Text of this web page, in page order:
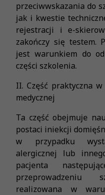
przeciwwskazania do
jak i kwestie
rejestracji i e-
zakończy się testem.
jest warunkiem do
części szkolenia.
II. Część praktyczna
medycznej
Ta część obejmuje
postaci iniekcji
w przypadku
alergicznej lub
pacjenta
realizowana w